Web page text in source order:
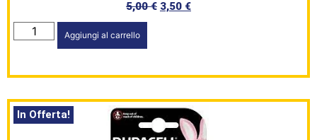
Brand
5,00€ 3,50 €
Aggiungi al carrello
In Offerta!